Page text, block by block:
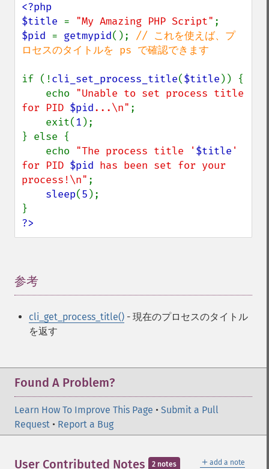
<?php
$title = "My Amazing PHP Script"
$pid = getmypid(); // これを使えば、プ
ロセスのタイトルを ps で確認できます
if (!cli_set_process_title($title )) {
    echo
"Unable to set process title
for PID $pid...\n" ;
    exit(
1 );
} else {
    echo
"The process title ' $title '
for PID $pid has been set for your
process!\n" ;
sleep(5 );
?>
参考
cli_get_process_title() - 現在のプロセスのタイトル
を返す
Found A Problem?
Learn How To Improve This Page • Submit a Pull
Request • Report a Bug
＋ add a note
User Contributed Notes 2 notes